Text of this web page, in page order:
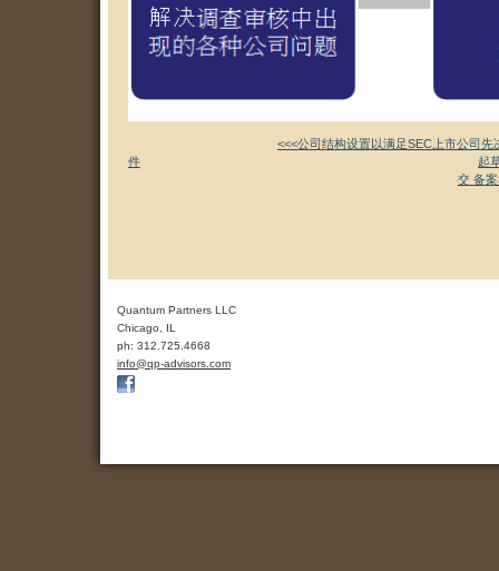
<<<公司结构设置以满足SEC上市公司先
件
起
交 备
Quantum Partners LLC
Chicago
IL
ph: 312.725.4668
info@qp-advisors .com